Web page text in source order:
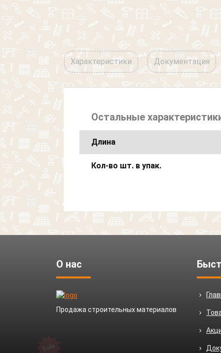
Характеристики Документация
Остальные
Длина
Кол-во шт. в упак.
О нас
Продажа строительных материалов